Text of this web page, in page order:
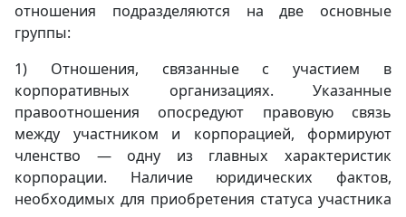
отношения подразделяются на две основные
группы:
1) Отношения, связанные с участием в
корпоративных организациях. Указанные
правоотношения опосредуют правовую связь
между участником и корпорацией, формируют
членство — одну из главных характеристик
корпорации. Наличие юридических фактов,
необходимых для приобретения статуса участника